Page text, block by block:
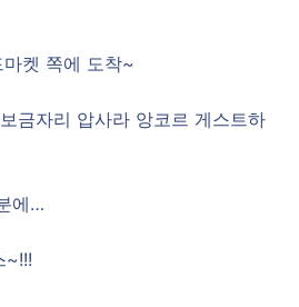
켓 쪽에 도착~
금자리 압사라 앙코르 게스트하
에…
~!!!